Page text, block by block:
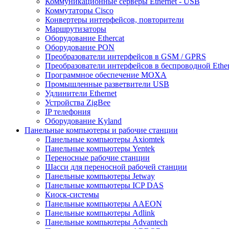
Коммутаторы Cisco
Конвертеры интерфейсов, повторители
Маршрутизаторы
Оборудование Ethercat
Оборудование PON
Преобразователи интерфейсов в GSM / GPRS
Преобразователи интерфейсов в беспроводной
Программное обеспечение MOXA
Промышленные разветвители USB
Удлинители Ethernet
Устройства ZigBee
IP телефония
Оборудование Kyland
Панельные компьютеры и рабочие станции
Панельные компьютеры Axiomtek
Панельные компьютеры Yentek
Переносные рабочие станции
Шасси для переносной рабочей станции
Панельные компьютеры Jetway
Панельные компьютеры ICP DAS
Киоск-системы
Панельные компьютеры AAEON
Панельные компьютеры Adlink
Панельные компьютеры Advantech